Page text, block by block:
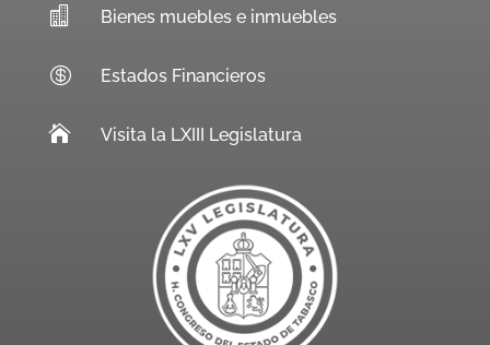
 Bienes muebles e inmuebles
 Estados Financieros
 Visita la LXIII Legislatura